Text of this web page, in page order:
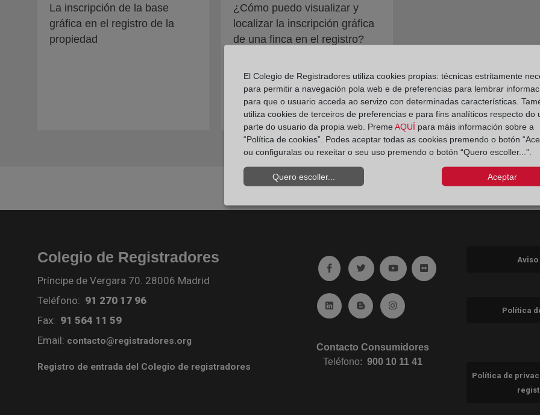
La inscripción de la base
gráfica en el registro de la
propiedad
¿Cómo puedo visualizar y
localizar la inscripción gráfica
de una finca en el registro?
Colegio de Registradores
Príncipe de Vergara 70. 28006 Madrid
Teléfono: 91 270 17 96
Fax: 91 564 11 59
Email: contacto@registradores.org
Registro de entrada del Colegio de registradores
Ir a facebook (abre en ventana nueva)
Ir a twitter (abre en ventana nueva)
Ir a YouTube (abre en ventana nueva)
Ir a Flickr (abre en ventana
Ir a Linkedin (abre en ventana nueva)
Ir al Blog (abre en ventana nueva)
Ir a Instagram (abre en ventana
Contacto Consumidores
Teléfono:900 10 11 41
Aviso
Política
Política de
El Colegio de Registradores utiliza cookies propias: técnicas estritamente
para permitir a navegación pola web e de preferencias para lembrar
para que o usuario acceda ao servizo con determinadas características.
utiliza cookies de terceiros de preferencias e para fins analíticos respecto do
parte do usuario da propia web. Preme AQUÍ para máis información sobre a
“Política de cookies”. Podes aceptar todas as cookies premendo o botón
ou configuralas ou rexeitar o seu uso premendo o botón “Quero escoller...”.
Quero escoller... Aceptar